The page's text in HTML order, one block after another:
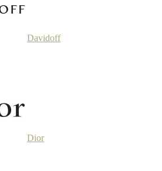
Davidoff
Dior